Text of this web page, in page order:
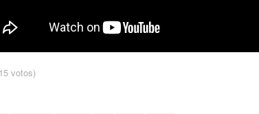
votos)